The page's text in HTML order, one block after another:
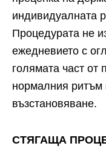
индивидуалната
Процедурата не
ежедневието с
голямата част от
нормалния ритъм
възстановяване.
СТЯГАЩА